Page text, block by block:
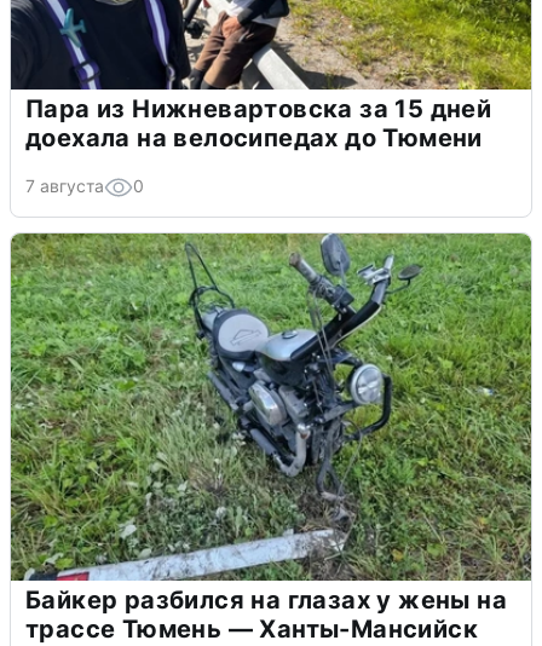
Пара из Нижневартовска за 15 дней
доехала на велосипедах до Тюмени
7 августа 0
Байкер разбился на глазах у жены на
трассе Тюмень — Ханты-Мансийск